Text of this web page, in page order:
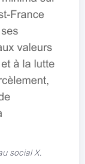
social X.